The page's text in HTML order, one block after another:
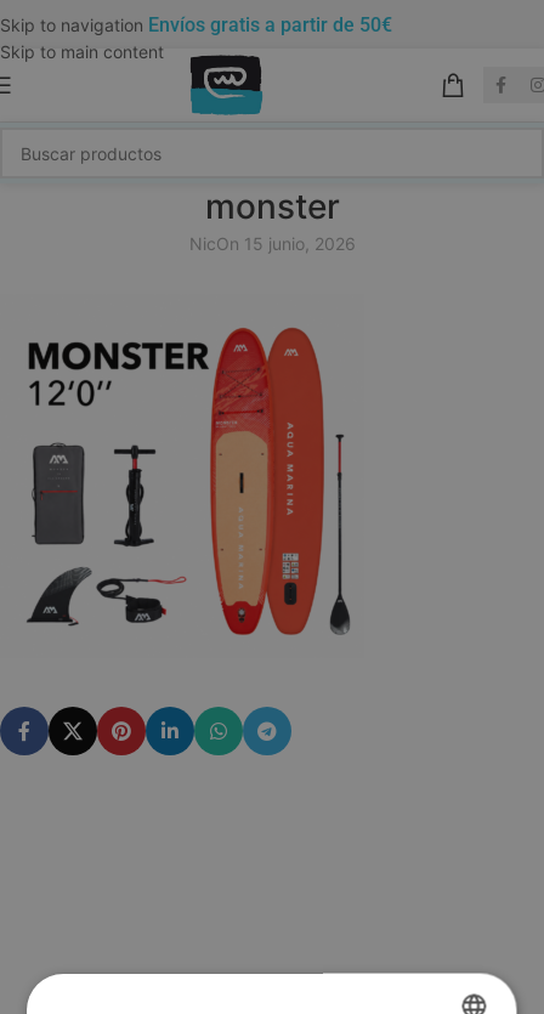
Skip to navigation
Skip to main content
Envíos gratis a partir de 50€
monster
NicOn 15 junio, 2026